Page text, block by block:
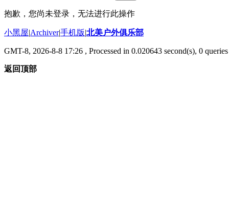
抱歉，您尚未登录，无法进行此操作
小黑屋|Archiver|手机版|北美户外俱乐部
GMT-8, 2026-8-8 17:26 , Processed in 0.020643 second(s), 0
返回顶部